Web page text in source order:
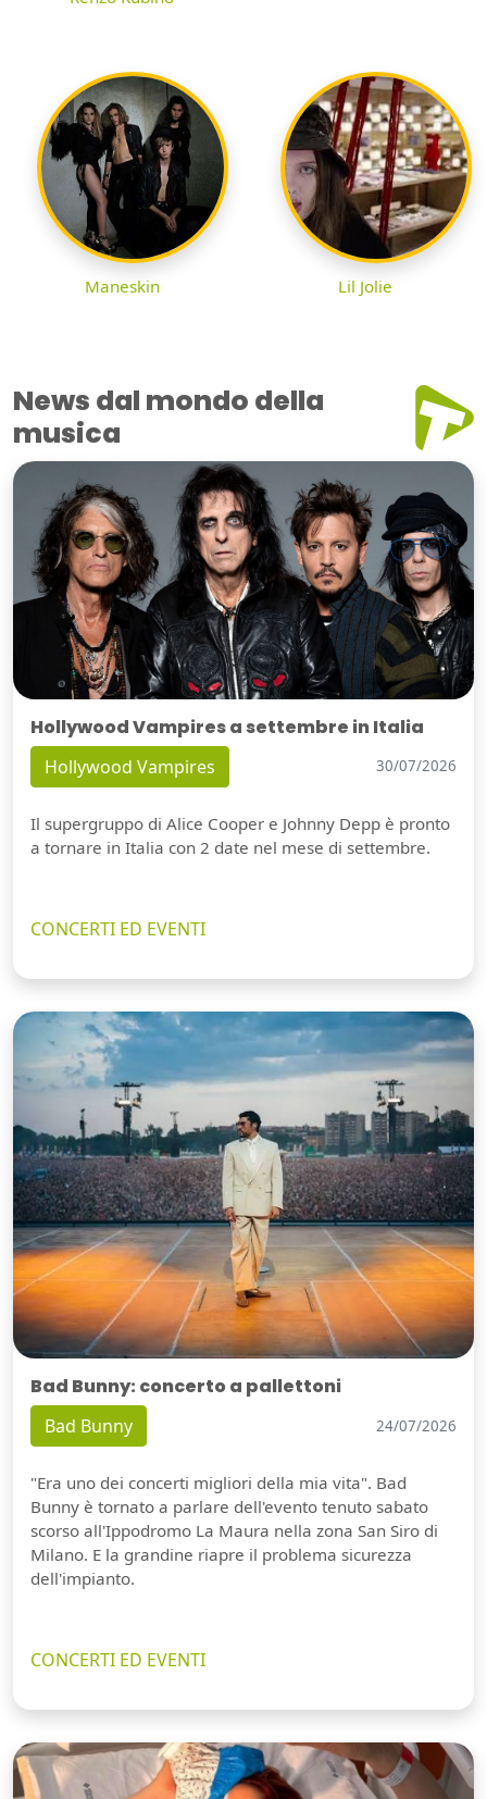
Maneskin Lil Jolie
News dal mondo della
musica
Hollywood Vampires a settembre in Italia
Hollywood Vampires 30/07/2026
Il supergruppo di Alice Cooper e Johnny Depp è pronto
a tornare in Italia con 2 date nel mese di settembre.
CONCERTI ED EVENTI
Bad Bunny: concerto a pallettoni
Bad Bunny 24/07/2026
"Era uno dei concerti migliori della mia vita". Bad
Bunny è tornato a parlare dell'evento tenuto sabato
scorso all'Ippodromo La Maura nella zona San Siro di
Milano. E la grandine riapre il problema sicurezza
dell'impianto.
CONCERTI ED EVENTI